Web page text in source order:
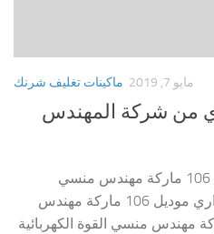
ماكينات تغليف شرنك مايو 7, 2019
من شركة المهندس
ماكينات التغليف حراري موديل 106 ماركة مهندس منسي
مواصفات ماكينات التغليف حراري موديل 106 ماركة مهندس
الماكينة 106 ماركة مهندس منسي القوة الكهربائية